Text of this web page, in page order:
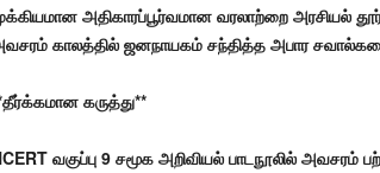
அதிகாரப்பூர்வமான வரலாற்றை அரசியல்
காலத்தில் ஜனநாயகம் சந்தித்த அபார
கருத்து**
வகுப்பு 9 சமூக அறிவியல் பாடநூலில் அவசரம்